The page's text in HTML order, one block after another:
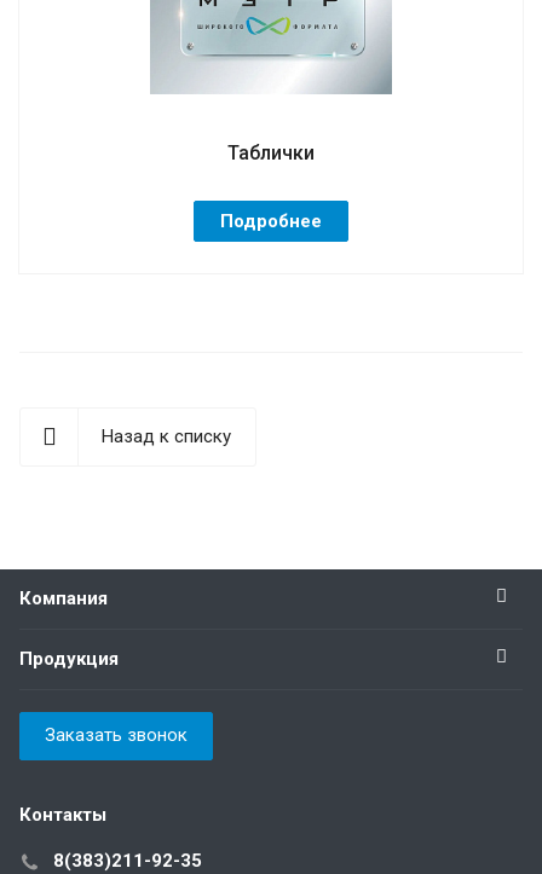
Таблички
Подробнее
Назад к списку
Компания
Продукция
Заказать звонок
Контакты
8(383)211-92-35